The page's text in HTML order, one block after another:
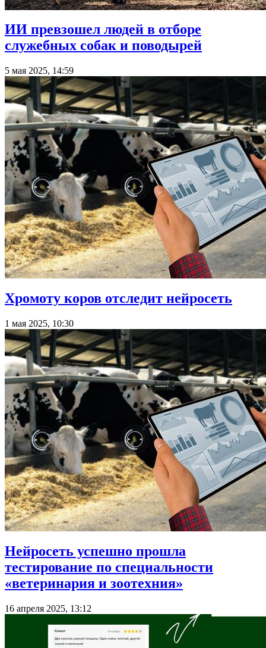
ИИ превзошел людей в отборе
служебных собак и поводырей
5 мая 2025, 14:59
Хромоту коров отследит нейросеть
1 мая 2025, 10:30
Нейросеть успешно прошла
тестирование по специальности
«ветеринария и зоотехния»
16 апреля 2025, 13:12